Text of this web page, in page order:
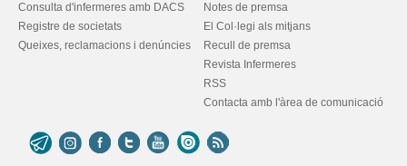
Consulta d'infermeres amb DACS
Registre de societats
Queixes, reclamacions i denúncies
Notes de premsa
El Col·legi als mitjans
Recull de premsa
Revista Infermeres
RSS
Contacta amb l'àrea de comunicació